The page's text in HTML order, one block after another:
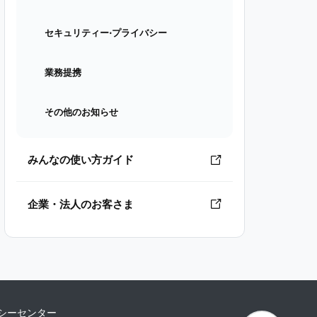
セキュリティー⋅プライバシー
業務提携
その他のお知らせ
みんなの使い方ガイド
企業・法人のお客さま
ーセンター